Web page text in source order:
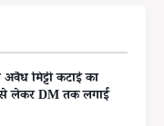
मिट्टी कटाई का
लेकर DM तक लगाई